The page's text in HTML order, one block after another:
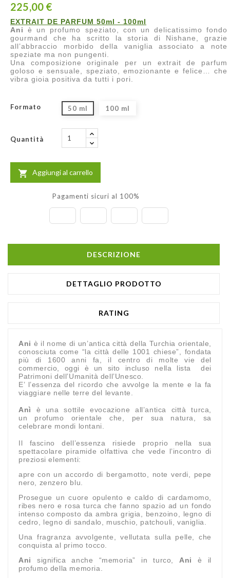
225,00 €
EXTRAIT DE PARFUM 50ml - 100ml
Ani
è un profumo speziato, con un delicatissimo fondo
gourmand che ha scritto la storia di Nishane, grazie
all’abbraccio morbido della vaniglia associato a note
speziate ma non pungenti.
Una composizione originale per un extrait de parfum
goloso e sensuale, speziato, emozionante e felice… che
vibra gioia positiva da tutti i pori.
Formato 50 ml 100 ml
Quantità
 Aggiungi al carrello
Pagamenti sicuri al 100%
DESCRIZIONE
DETTAGLIO PRODOTTO
RATING
Ani è il nome di un’antica città della Turchia orientale,
conosciuta come “la città delle 1001 chiese”, fondata
più di 1600 anni fa, il centro di molte vie del
commercio, oggi è un sito incluso nella lista dei
Patrimoni dell’Umanità dell’Unesco.
E’ l’essenza del ricordo che avvolge la mente e la fa
viaggiare nelle terre del levante.
Anì
è una sottile evocazione all’antica città turca,
un profumo orientale che, per sua natura, sa
celebrare mondi lontani.
Il fascino dell’essenza risiede proprio nella sua
spettacolare piramide olfattiva che vede l’incontro di
preziosi elementi:
apre con un accordo di bergamotto, note verdi, pepe
nero, zenzero blu.
Prosegue un cuore opulento e caldo di cardamomo,
ribes nero e rosa turca che fanno spazio ad un fondo
intenso composto da ambra grigia, benzoino, legno di
cedro, legno di sandalo, muschio, patchouli, vaniglia.
Una fragranza avvolgente, vellutata sulla pelle, che
conquista al primo tocco.
Ani
significa anche “memoria” in turco,Ani
è il
profumo della memoria.